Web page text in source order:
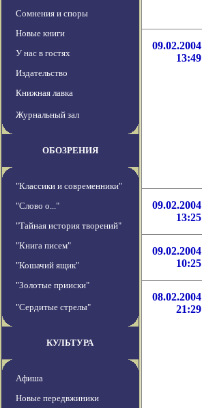
Сомнения и споры
Новые книги
У нас в гостях
Издательство
Книжная лавка
Журнальный зал
ОБОЗРЕНИЯ
"Классики и современники"
"Слово о..."
"Тайная история творений"
"Книга писем"
"Кошачий ящик"
"Золотые прииски"
"Сердитые стрелы"
КУЛЬТУРА
Афиша
Новые передвжиники
09.02.2004
13:49
09.02.2004
13:25
09.02.2004
10:25
08.02.2004
21:29